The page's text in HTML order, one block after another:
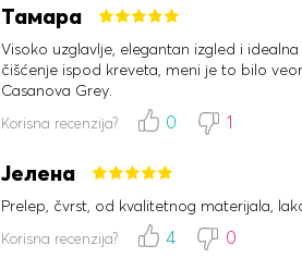
Тамара
Visoko uzglavlje, elegantan izgled i
čišćenje ispod kreveta, meni je to bilo
Casanova Grey.
Korisna recenzija? 0 1
Јелена
Prelep, čvrst, od kvalitetnog materijala,
Korisna recenzija? 4 0